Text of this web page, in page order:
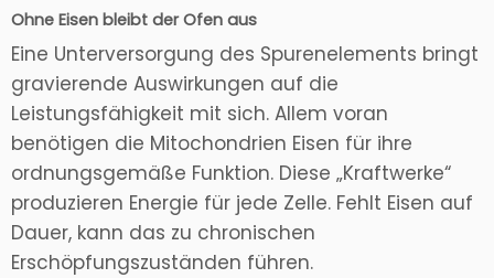
Ohne Eisen bleibt der Ofen aus
Eine Unterversorgung des Spurenelements bringt
gravierende Auswirkungen auf die
Leistungsfähigkeit mit sich. Allem voran
benötigen die Mitochondrien Eisen für ihre
ordnungsgemäße Funktion. Diese „Kraftwerke“
produzieren Energie für jede Zelle. Fehlt Eisen auf
Dauer, kann das zu chronischen
Erschöpfungszuständen führen.